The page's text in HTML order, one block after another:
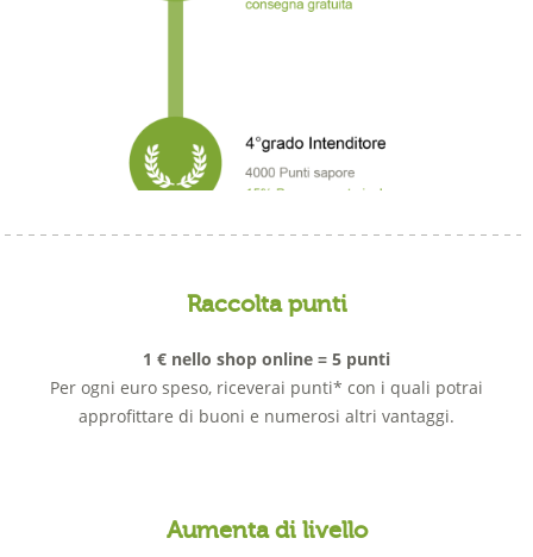
Raccolta punti
1 € nello shop online = 5 punti
Per ogni euro speso, riceverai punti* con i quali potrai
approfittare di buoni e numerosi altri vantaggi.
Aumenta di livello